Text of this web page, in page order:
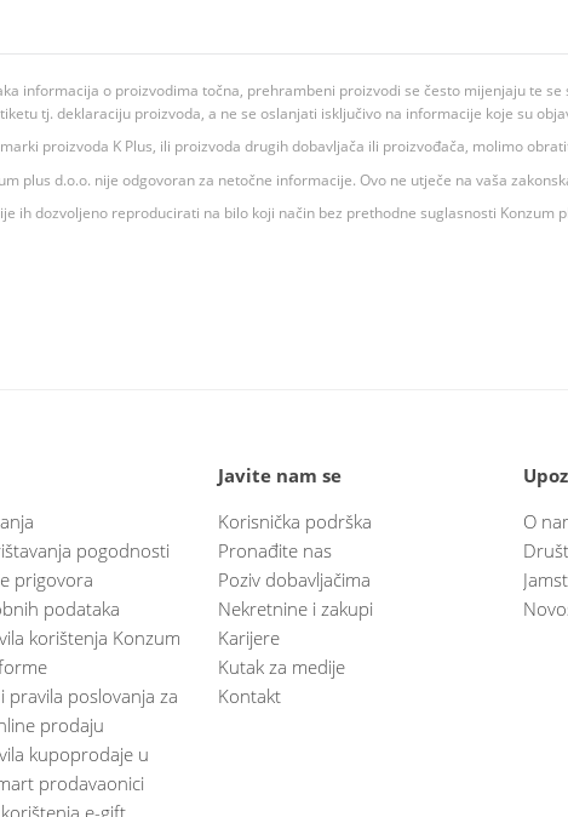
informacija o proizvodima točna, prehrambeni proizvodi se često mijenjaju te
tj. deklaraciju proizvoda, a ne se oslanjati isključivo na informacije koje su
proizvoda K Plus, ili proizvoda drugih dobavljača ili proizvođača, molimo
plus d.o.o. nije odgovoran za netočne informacije. Ovo ne utječe na vaša
ih dozvoljeno reproducirati na bilo koji način bez prethodne suglasnosti Konzum
pogodnosti
prigovora
podataka
korištenja Konzum
pravila poslovanja za
prodaju
kupoprodaje u
prodavaonici
e-gift
Javite nam se
Korisnička podrška
Pronađite nas
Poziv dobavljačima
Nekretnine i zakupi
Karijere
Kutak za medije
Kontakt
O